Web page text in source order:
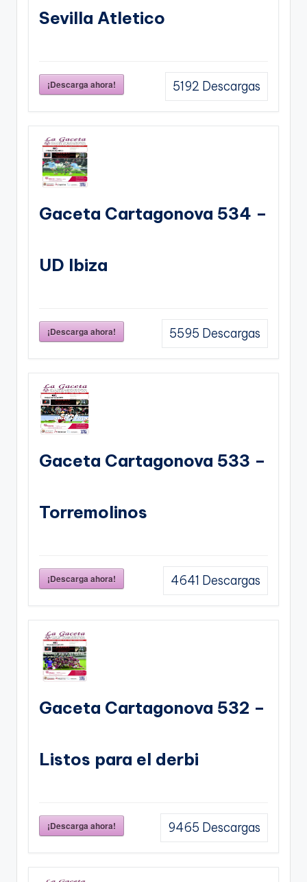
Sevilla Atletico
¡Descarga ahora! 5192 Descargas
Gaceta Cartagonova 534 –
UD Ibiza
¡Descarga ahora! 5595 Descargas
Gaceta Cartagonova 533 –
Torremolinos
¡Descarga ahora! 4641 Descargas
Gaceta Cartagonova 532 –
Listos para el derbi
¡Descarga ahora! 9465 Descargas